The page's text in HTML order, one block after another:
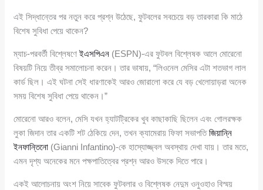
এই সিদ্ধান্তের পর নতুন করে প্রশ্ন উঠেছে, ফুটবলের সবচেয়ে বড় তারকারা কি মাঠে
বিশেষ সুবিধা পেয়ে থাকেন?
ম্যাচ-পরবর্তী বিশ্লেষণেইএসপিএন (ESPN)-এর ফুটবল বিশ্লেষক আলে মোরেনো
বিষয়টি নিয়ে তীব্র সমালোচনা করেন। তার ভাষায়, “লিওনেল মেসির এটা শতভাগ লাল
কার্ড ছিল। এই ঘটনা সেই ধারণাকেই আরও জোরালো করে যে বড় খেলোয়াড়রা অনেক
সময় বিশেষ সুবিধা পেয়ে থাকেন।”
মোরেনো আরও বলেন, মেসি যখন হ্যাটট্রিকের খুব কাছাকাছি ছিলেন এবং গোলরক্ষক
লুকা জিদান তার একটি শট ঠেকিয়ে দেন, তখন ক্যামেরায় ফিফা সভাপতিজিয়ান্নি
ইনফান্তিনো (Gianni Infantino)-কে হাস্যোজ্জ্বল অবস্থায় দেখা যায়। তার মতে,
এমন দৃশ্য অনেকের মনে পক্ষপাতিত্বের প্রশ্ন আরও উসকে দিতে পারে।
একই আলোচনায় অংশ নিয়ে সাবেক ফুটবলার ও বিশ্লেষক নেদুম ওনুওহাও বিস্ময়